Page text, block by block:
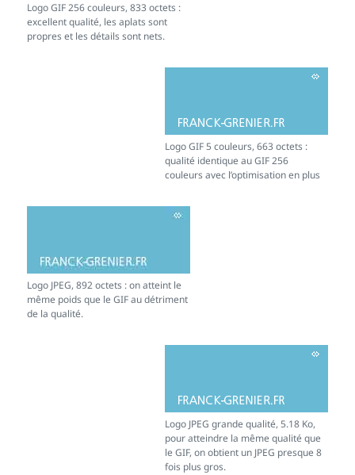
Logo GIF 256 couleurs, 833 octets :
excellent qualité, les aplats sont
propres et les détails sont nets.
Logo GIF 5 couleurs, 663 octets :
qualité identique au GIF 256
couleurs avec l’optimisation en plus
Logo JPEG, 892 octets : on atteint le
même poids que le GIF au détriment
de la qualité.
Logo JPEG grande qualité, 5.18 Ko,
pour atteindre la même qualité que
le GIF, on obtient un JPEG presque 8
fois plus gros.